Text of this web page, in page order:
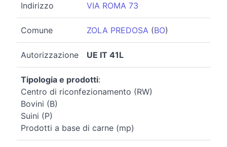
Indirizzo VIA ROMA 73
Comune ZOLA PREDOSA (BO)
Autorizzazione UE IT 41L
Tipologia e prodotti:
Centro di riconfezionamento (RW)
Bovini (B)
Suini (P)
Prodotti a base di carne (mp)